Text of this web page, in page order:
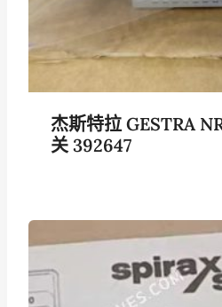
杰斯特拉 GESTRA
关 392647